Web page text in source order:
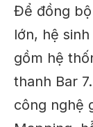
Để đồng
lớn, hệ
gồm hệ
thanh Bar
công nghệ